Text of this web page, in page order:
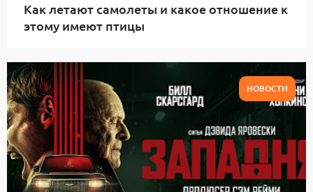
Как летают самолеты и какое отношение к
этому имеют птицы
НОВОСТИ